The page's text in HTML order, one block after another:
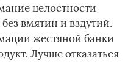
целостности
вмятин и вздутий.
жестяной банки
Лучше отказаться